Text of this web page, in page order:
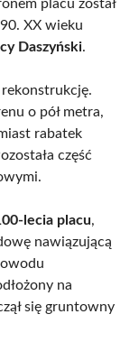
placu został
XX wieku
Daszyński.
rekonstrukcję.
o pół metra,
rabatek
część
lecia placu,
nawiązującą
na
się gruntowny